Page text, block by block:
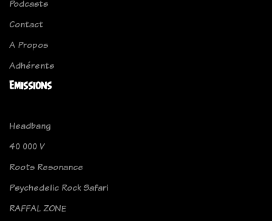
Podcasts
Contact
A Propos
Adhérents
Emissions
Headbang
40 000 V
Roots Resonance
Psychedelic Rock Safari
RAFFAL ZONE